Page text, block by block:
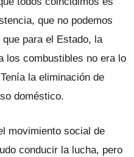
que no podemos
para el Estado, la
los combustibles no era lo
la eliminación de
doméstico.
movimiento social de
conducir la lucha, pero